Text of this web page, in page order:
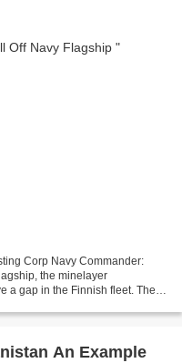
Corp Navy Commander:
the minelayer
a gap in the Finnish fleet. The
An Example